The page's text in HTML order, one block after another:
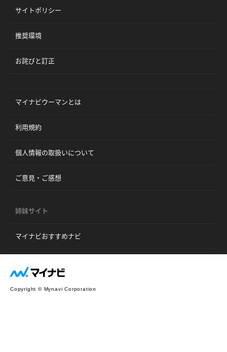
サイトポリシー
推奨環境
お詫びと訂正
マイナビウーマンとは
利用規約
個人情報の取扱いについて
ご意見・ご感想
姉妹サイト
マイナビおすすめナビ
Copyright © Mynavi Corporation